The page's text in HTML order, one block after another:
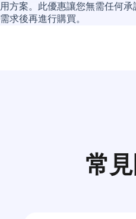
用方案。此優惠讓您無需任何
需求後再進行購買。
常